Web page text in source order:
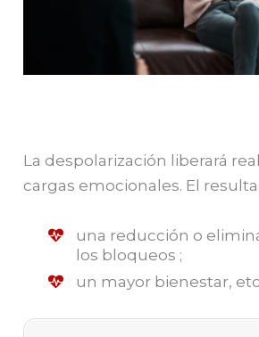
La despolarización liberará
cargas emocionales. El
una reducción o
los bloqueos ;
un mayor bienestar,